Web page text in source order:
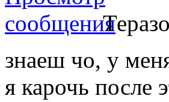
знаеш чо, у
я карочь после